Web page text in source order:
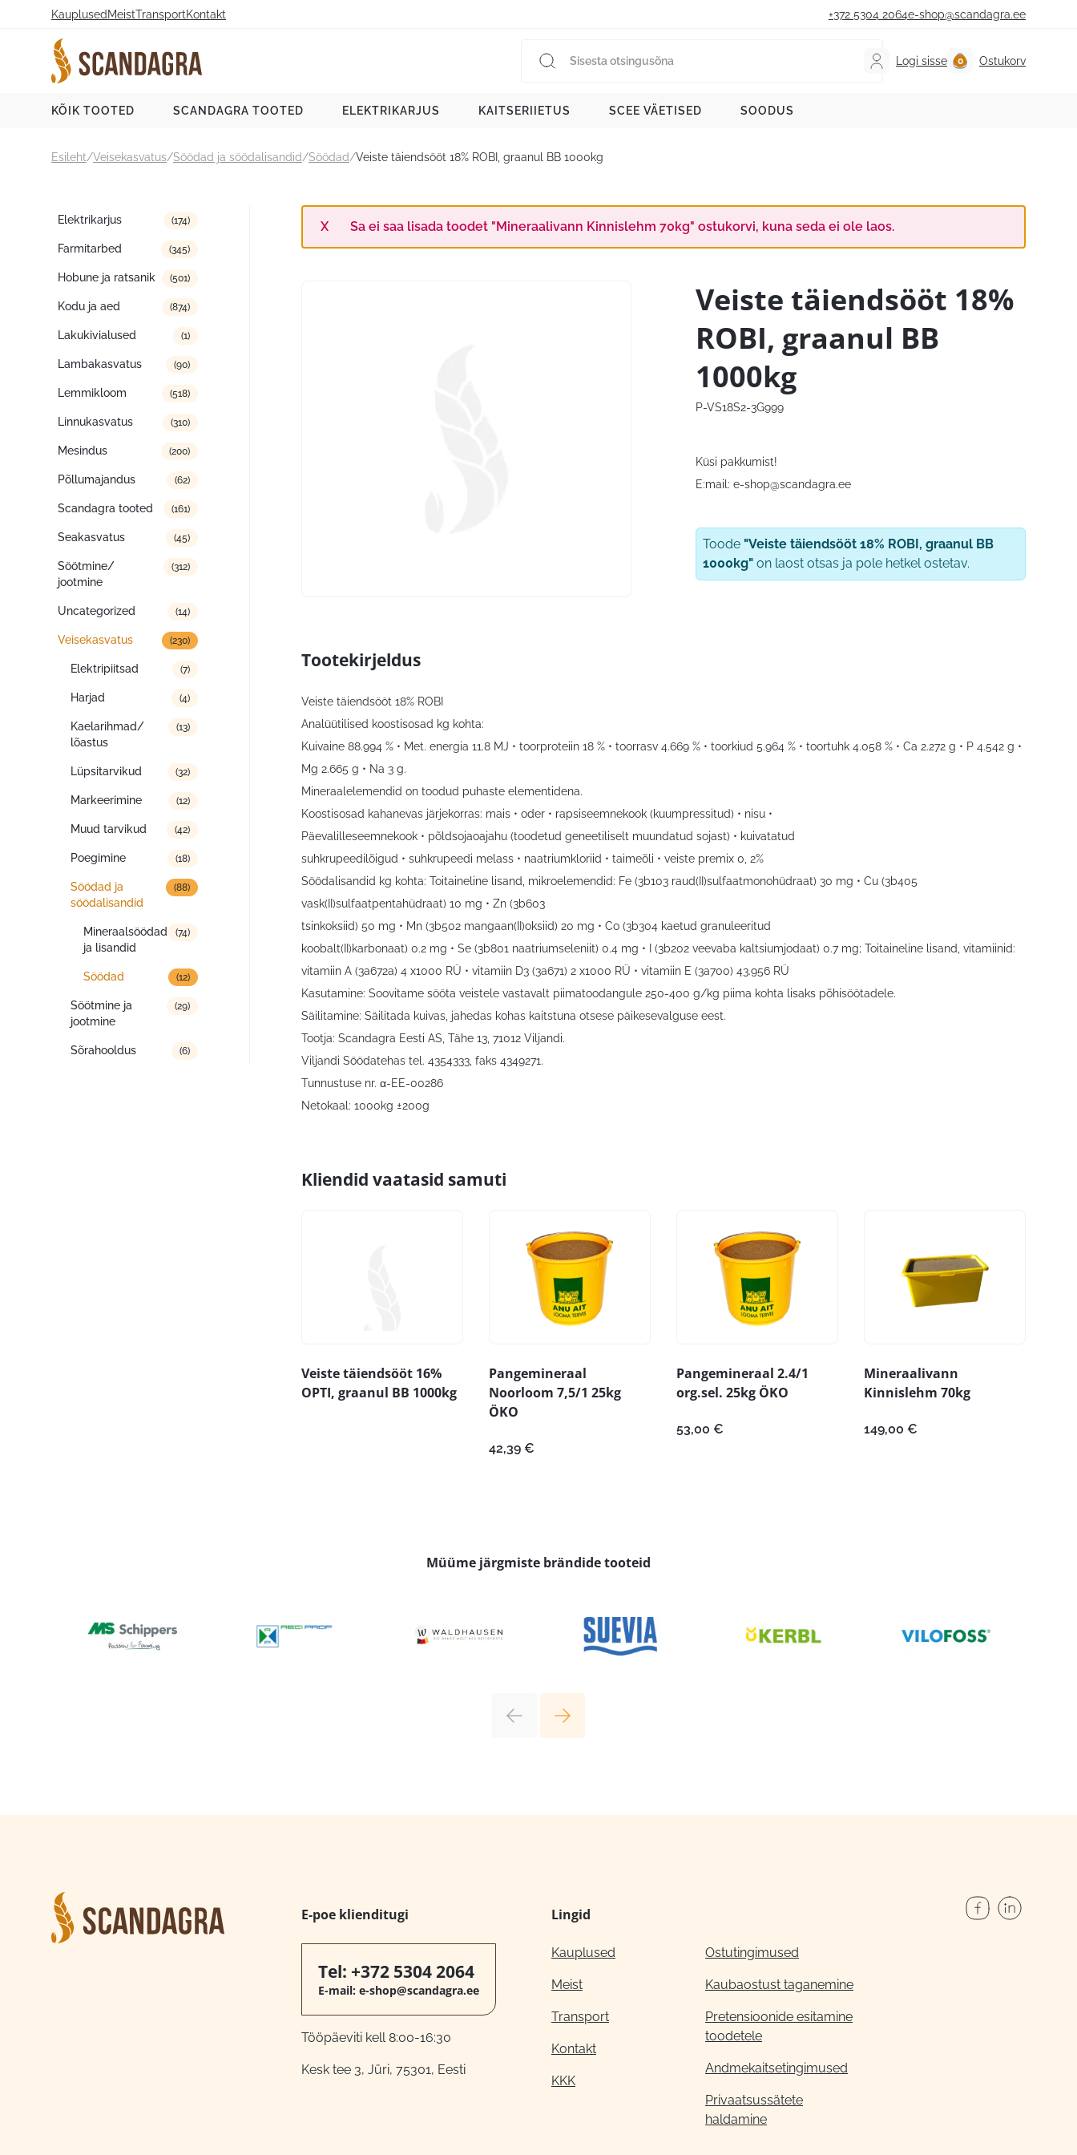
Kauplused MeistTransportKontakt +372 5304 2064e-shop@scandagra.ee
Logi sisse Ostukorv
KÕIK TOOTED SCANDAGRA TOOTED ELEKTRIKARJUS KAITSERIIETUS SCEE VÄETISED SOODUS
Esileht/Veisekasvatus/Söödad ja söödalisandid/Söödad/Veiste täiendsööt 18% ROBI, graanul BB 1000kg
Tootekategooriad
Elektrikarjus (174)
Farmitarbed (345)
Hobune ja ratsanik (501)
Kodu ja aed (874)
Lakukivialused (1)
Lambakasvatus (90)
Lemmikloom (518)
Linnukasvatus (310)
Mesindus (200)
Põllumajandus (62)
Scandagra tooted (161)
Seakasvatus (45)
Söötmine/
jootmine
(312)
Uncategorized (14)
Veisekasvatus (230)
Elektripiitsad (7)
Harjad (4)
Kaelarihmad/
lõastus
(13)
Lüpsitarvikud (32)
Markeerimine (12)
Muud tarvikud (42)
Poegimine (18)
Söödad ja
söödalisandid
(88)
Mineraalsöödad
ja lisandid
(74)
Söödad (12)
Söötmine ja
jootmine
(29)
Sõrahooldus (6)
Sa ei saa lisada toodet "Mineraalivann Kinnislehm 70kg" ostukorvi, kuna seda ei ole laos.
Veiste täiendsööt 18%
ROBI, graanul BB
1000kg
P-VS18S2-3G999
Küsi pakkumist!
E:mail: e-shop@scandagra.ee
Toode "Veiste täiendsööt 18% ROBI, graanul BB
1000kg" on laost otsas ja pole hetkel ostetav.
Tootekirjeldus
Veiste täiendsööt 18% ROBI
Analüütilised koostisosad kg kohta:
Kuivaine 88.994 % • Met. energia 11.8 MJ • toorproteiin 18 % • toorrasv 4.669 % • toorkiud 5.964 % • toortuhk 4.058 % • Ca 2.272 g • P 4.542 g •
Mg 2.665 g • Na 3 g.
Mineraalelemendid on toodud puhaste elementidena.
Koostisosad kahanevas järjekorras: mais • oder • rapsiseemnekook (kuumpressitud) • nisu •
Päevalilleseemnekook • põldsojaoajahu (toodetud geneetiliselt muundatud sojast) • kuivatatud
suhkrupeedilõigud • suhkrupeedi melass • naatriumkloriid • taimeõli • veiste premix 0, 2%
Söödalisandid kg kohta: Toitaineline lisand, mikroelemendid: Fe (3b103 raud(II)sulfaatmonohüdraat) 30 mg • Cu (3b405
vask(II)sulfaatpentahüdraat) 10 mg • Zn (3b603
tsinkoksiid) 50 mg • Mn (3b502 mangaan(II)oksiid) 20 mg • Co (3b304 kaetud granuleeritud
koobalt(II)karbonaat) 0.2 mg • Se (3b801 naatriumseleniit) 0.4 mg • I (3b202 veevaba kaltsiumjodaat) 0.7 mg; Toitaineline lisand, vitamiinid:
vitamiin A (3a672a) 4 x1000 RÜ • vitamiin D3 (3a671) 2 x1000 RÜ • vitamiin E (3a700) 43.956 RÜ
Kasutamine: Soovitame sööta veistele vastavalt piimatoodangule 250-400 g/kg piima kohta lisaks põhisöötadele.
Säilitamine: Säilitada kuivas, jahedas kohas kaitstuna otsese päikesevalguse eest.
Tootja: Scandagra Eesti AS, Tähe 13, 71012 Viljandi.
Viljandi Söödatehas tel. 4354333, faks 4349271.
Tunnustuse nr. α-EE-00286
Netokaal: 1000kg ±200g
Kliendid vaatasid samuti
Veiste täiendsööt 16%
OPTI, graanul BB 1000kg
Pangemineraal
Noorloom 7,5/1 25kg
ÖKO
42,39 €
Pangemineraal 2.4/1
org.sel. 25kg ÖKO
53,00 €
Mineraalivann
Kinnislehm 70kg
149,00 €
Müüme järgmiste brändide tooteid
E-poe klienditugi
Tel: +372 5304 2064
E-mail: e-shop@scandagra.ee
Tööpäeviti kell 8:00-16:30
Kesk tee 3, Jüri, 75301, Eesti
Lingid
Kauplused
Meist
Transport
Kontakt
KKK
Ostutingimused
Kaubaostust taganemine
Pretensioonide esitamine
toodetele
Andmekaitsetingimused
Privaatsussätete
haldamine